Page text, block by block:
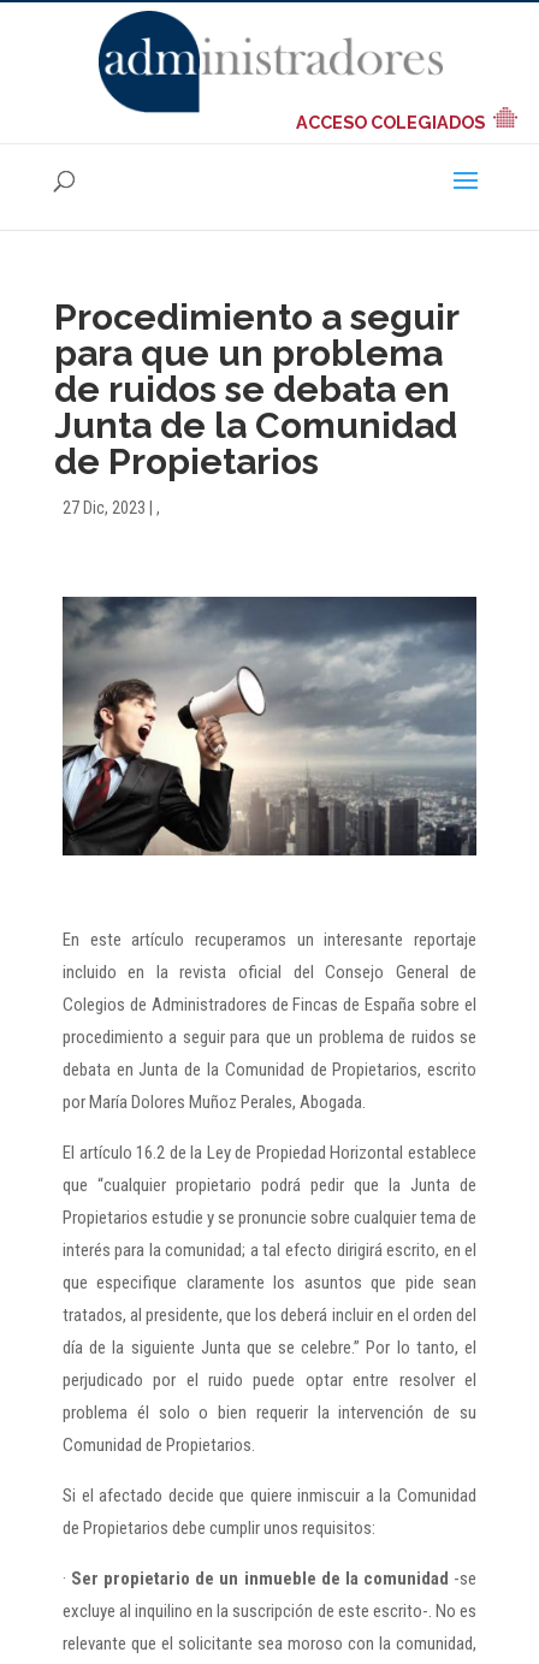
ACCESO COLEGIADOS
Procedimiento a seguir
para que un problema
de ruidos se debata en
Junta de la Comunidad
de Propietarios
27 Dic, 2023 ,
En este artículo recuperamos un interesante reportaje
incluido en la revista oficial del Consejo General de
Colegios de Administradores de Fincas de España sobre el
procedimiento a seguir para que un problema de ruidos se
debata en Junta de la Comunidad de Propietarios, escrito
por María Dolores Muñoz Perales, Abogada.
El artículo 16.2 de la Ley de Propiedad Horizontal establece
que “cualquier propietario podrá pedir que la Junta de
Propietarios estudie y se pronuncie sobre cualquier tema de
interés para la comunidad; a tal efecto dirigirá escrito, en el
que especifique claramente los asuntos que pide sean
tratados, al presidente, que los deberá incluir en el orden del
día de la siguiente Junta que se celebre.” Por lo tanto, el
perjudicado por el ruido puede optar entre resolver el
problema él solo o bien requerir la intervención de su
Comunidad de Propietarios.
Si el afectado decide que quiere inmiscuir a la Comunidad
de Propietarios debe cumplir unos requisitos:
· Ser propietario de un inmueble de la comunidad -se
excluye al inquilino en la suscripción de este escrito-. No es
relevante que el solicitante sea moroso con la comunidad,